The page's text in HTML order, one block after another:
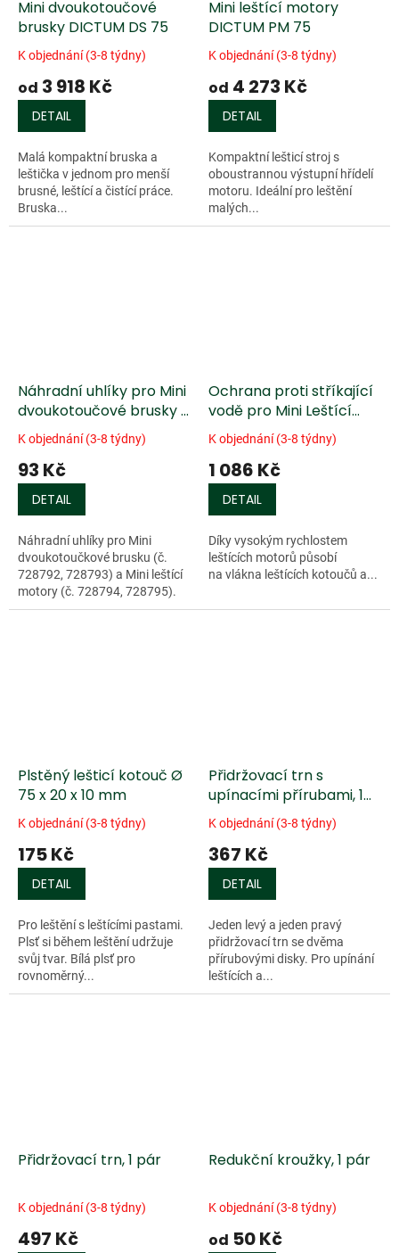
Mini dvoukotoučové
brusky DICTUM DS 75
K objednání (3-8 týdny)
od 3 918 Kč
DETAIL
Malá kompaktní bruska a
leštička v jednom pro menší
brusné, leštící a čistící práce.
Bruska...
Mini leštící motory
DICTUM PM 75
K objednání (3-8 týdny)
od 4 273 Kč
DETAIL
Kompaktní lešticí stroj s
oboustrannou výstupní hřídelí
motoru. Ideální pro leštění
malých...
Náhradní uhlíky pro Mini
dvoukotoučové brusky a
leštící motory
K objednání (3-8 týdny)
93 Kč
DETAIL
Náhradní uhlíky pro Mini
dvoukotoučkové brusku (č.
728792, 728793) a Mini leštící
motory (č. 728794, 728795).
Ochrana proti stříkající
vodě pro Mini Leštící
motor DICTUM PM 75
K objednání (3-8 týdny)
1 086 Kč
DETAIL
Díky vysokým rychlostem
leštících motorů působí
na vlákna leštících kotoučů a...
Plstěný lešticí kotouč Ø
75 x 20 x 10 mm
K objednání (3-8 týdny)
175 Kč
DETAIL
Pro leštění s leštícími pastami.
Plsť si během leštění udržuje
svůj tvar. Bílá plsť pro
rovnoměrný...
Přidržovací trn s
upínacími přírubami, 1
pár
K objednání (3-8 týdny)
367 Kč
DETAIL
Jeden levý a jeden pravý
přidržovací trn se dvěma
přírubovými disky. Pro upínání
leštících a...
Přidržovací trn, 1 pár
K objednání (3-8 týdny)
497 Kč
Redukční kroužky, 1 pár
K objednání (3-8 týdny)
od 50 Kč